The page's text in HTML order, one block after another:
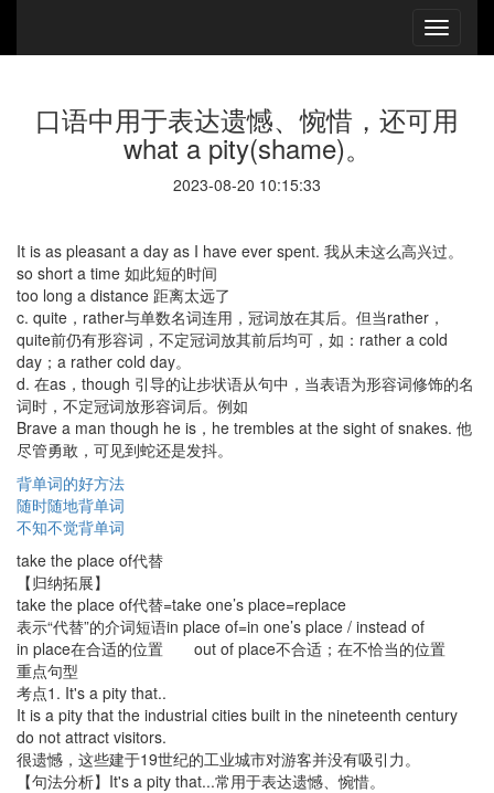
口语中用于表达遗憾、惋惜，还可用
what a pity(shame)。
2023-08-20 10:15:33
It is as pleasant a day as I have ever spent. 我从未这么高兴过。
so short a time 如此短的时间
too long a distance 距离太远了
c. quite，rather与单数名词连用，冠词放在其后。但当rather，
quite前仍有形容词，不定冠词放其前后均可，如：rather a cold
day；a rather cold day。
d. 在as，though 引导的让步状语从句中，当表语为形容词修饰的名
词时，不定冠词放形容词后。例如
Brave a man though he is，he trembles at the sight of snakes. 他
尽管勇敢，可见到蛇还是发抖。
背单词的好方法
随时随地背单词
不知不觉背单词
take the place of代替
【归纳拓展】
take the place of代替=take one’s place=replace
表示“代替”的介词短语in place of=in one’s place / instead of
in place在合适的位置 out of place不合适；在不恰当的位置
重点句型
考点1. It's a pity that..
It is a pity that the industrial cities built in the nineteenth century
do not attract visitors.
很遗憾，这些建于19世纪的工业城市对游客并没有吸引力。
【句法分析】It's a pity that...常用于表达遗憾、惋惜。